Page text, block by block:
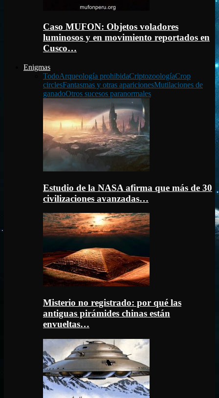
Caso MUFON: Objetos voladores
luminosos y en movimiento reportados en
Cusco…
Enigmas
TodoArqueología prohibidaCriptozoologíaCrop
circlesFantasmas y otras aparicionesMutilaciones de
ganadoOtros sucesos paranormales
Estudio de la NASA afirma que más de 30
civilizaciones avanzadas…
Misterio no registrado: por qué las
antiguas pirámides chinas están
envueltas…